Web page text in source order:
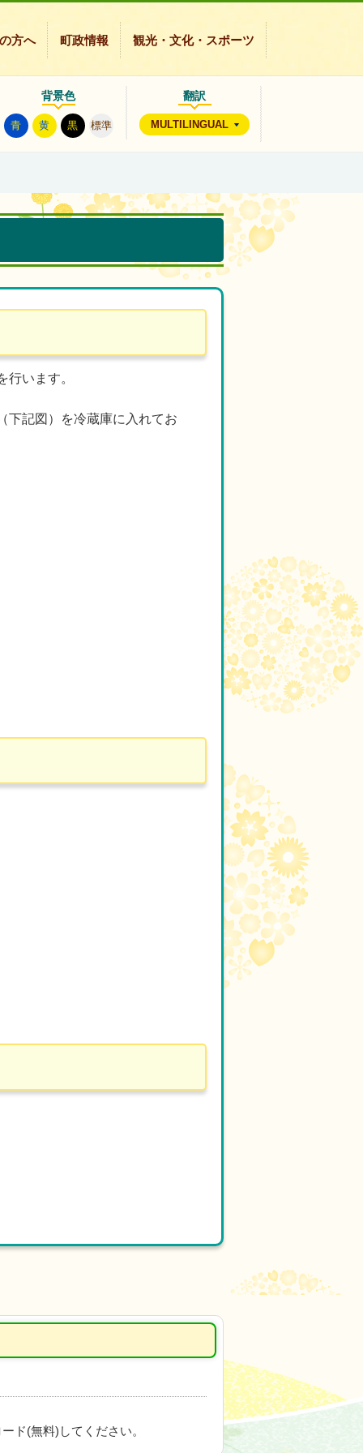
方へ 町政情報 観光・文化・スポーツ
背景色
青 黄 黒 標準
翻訳
MULTILINGUAL
います。
下記図）を冷蔵庫に入れてお
ド(無料)してください。